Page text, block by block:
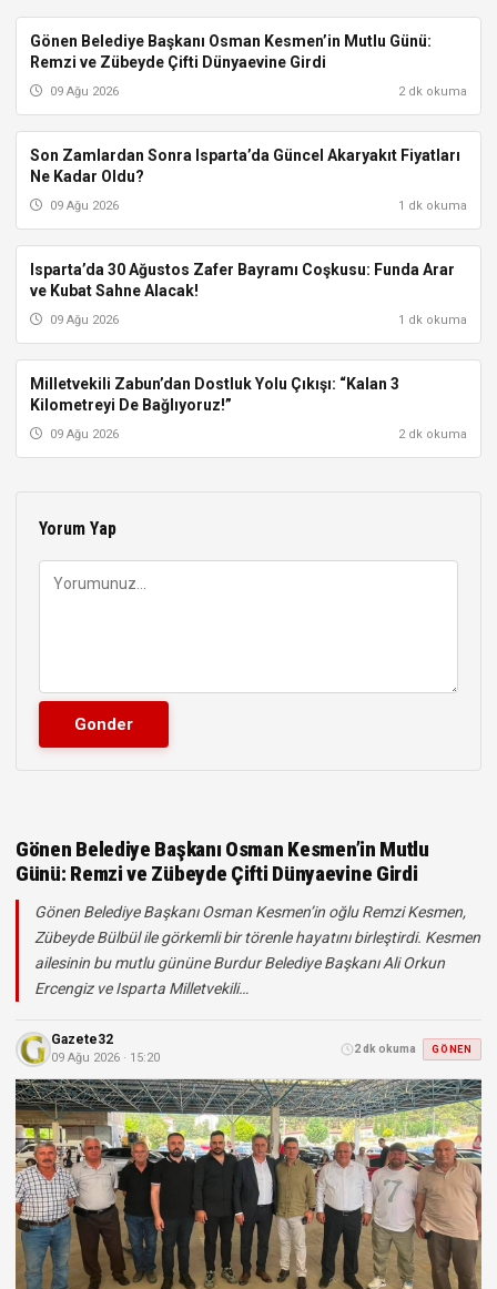
GÖNEN
Gönen Belediye Başkanı Osman Kesmen’in Mutlu Günü:
Remzi ve Zübeyde Çifti Dünyaevine Girdi
09 Ağu 2026 2 dk okuma
ISPARTA
Son Zamlardan Sonra Isparta’da Güncel Akaryakıt Fiyatları
Ne Kadar Oldu?
09 Ağu 2026 1 dk okuma
ISPARTA
Isparta’da 30 Ağustos Zafer Bayramı Coşkusu: Funda Arar
ve Kubat Sahne Alacak!
09 Ağu 2026 1 dk okuma
ISPARTA
Milletvekili Zabun’dan Dostluk Yolu Çıkışı: “Kalan 3
Kilometreyi De Bağlıyoruz!”
09 Ağu 2026 2 dk okuma
Yorum Yap
Gönen Belediye Başkanı Osman Kesmen’in Mutlu
Günü: Remzi ve Zübeyde Çifti Dünyaevine Girdi
Gönen Belediye Başkanı Osman Kesmen’in oğlu Remzi Kesmen,
Zübeyde Bülbül ile görkemli bir törenle hayatını birleştirdi. Kesmen
ailesinin bu mutlu gününe Burdur Belediye Başkanı Ali Orkun
Ercengiz ve Isparta Milletvekili…
Gazete32
09 Ağu 2026 · 15:20
2 dk okuma GÖNEN